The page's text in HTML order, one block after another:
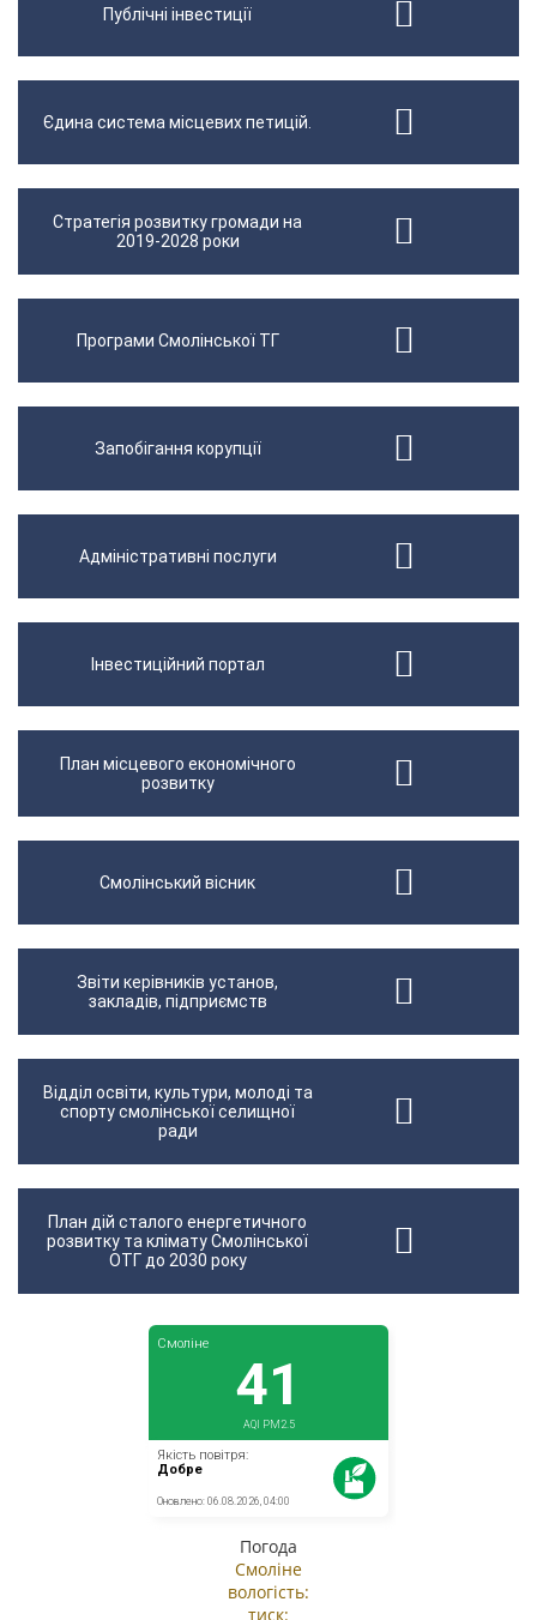
Публічні інвестиції
Єдина система місцевих петицій.
Стратегія розвитку громади на
2019-2028 роки
Програми Смолінської ТГ
Запобігання корупції
Адміністративні послуги
Інвестиційний портал
План місцевого економічного
розвитку
Смолінський вісник
Звіти керівників установ,
закладів, підприємств
Відділ освіти, культури, молоді та
спорту смолінської селищної
ради
План дій сталого енергетичного
розвитку та клімату Смолінської
ОТГ до 2030 року
Погода
Смоліне
вологість:
тиск: